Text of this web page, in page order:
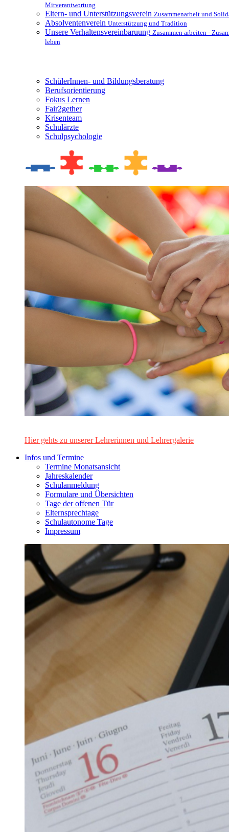
Mitverantwortung
Eltern- und Unterstützungsverein Zusammenarbeit und
Absolventenverein Unterstützung und Tradition
Unsere Verhaltensvereinbaruung Zusammen arbeiten -
leben
SchülerInnen- und Bildungsberatung
Berufsorientierung
Fokus Lernen
Fair2gether
Krisenteam
Schulärzte
Schulpsychologie
Hier gehts zu unserer Lehrerinnen und Lehrergalerie
Infos und Termine
Termine Monatsansicht
Jahreskalender
Schulanmeldung
Formulare und Übersichten
Tage der offenen Tür
Elternsprechtage
Schulautonome Tage
Impressum